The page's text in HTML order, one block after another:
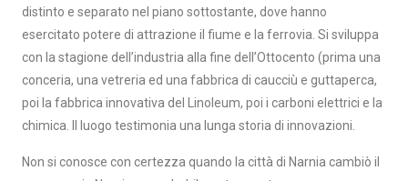
distinto e separato nel piano sottostante, dove hanno
esercitato potere di attrazione il fiume e la ferrovia. Si sviluppa
con la stagione dell’industria alla fine dell’Ottocento (prima una
conceria, una vetreria ed una fabbrica di caucciù e guttaperca,
poi la fabbrica innovativa del Linoleum, poi i carboni elettrici e la
chimica. Il luogo testimonia una lunga storia di innovazioni.
Non si conosce con certezza quando la città di Narnia cambiò il